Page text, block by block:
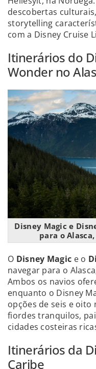
descobertas
storytelling
com a Disney Cruise
Itinerários do
Wonder no
Disney Magic e
para o
O Disney Magic e o
navegar para o
Ambos os navios
enquanto o Disney
opções de seis e
fiordes tranquilos,
cidades costeiras
Itinerários da
Caribe